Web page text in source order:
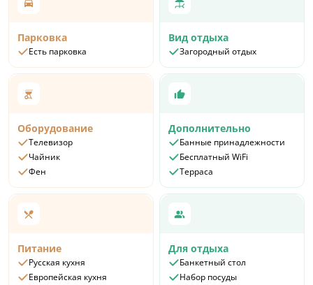
Парковка
Есть парковка
Вид отдыха
Загородный отдых
Оборудование
Телевизор
Чайник
Фен
Дополнительно
Банные принадлежности
Бесплатный WiFi
Терраса
Питание
Русская кухня
Европейская кухня
Для отдыха
Банкетный стол
Набор посуды